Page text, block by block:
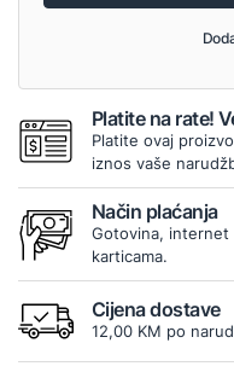
Platite na rate!
Platite ovaj
iznos vaše
Način plaćanja
Gotovina, internet
karticama.
Cijena dostave
12,00 KM po